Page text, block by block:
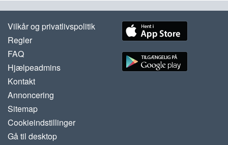
Vilkår og privatlivspolitik
Regler
FAQ
Hjælpeadmins
Kontakt
Annoncering
Sitemap
Cookieindstillinger
Gå til desktop